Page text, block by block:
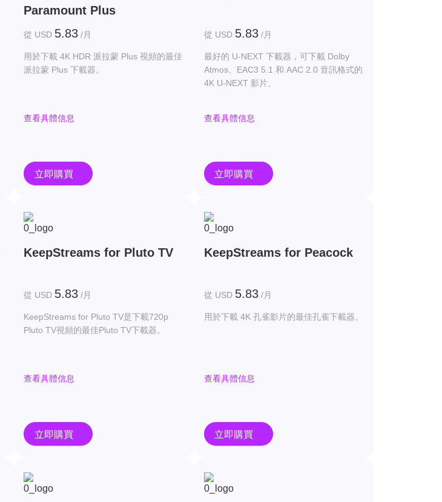
Paramount Plus
從 USD 5.83 /月
用於下載 4K HDR 派拉蒙 Plus 視頻的最佳
派拉蒙 Plus 下載器。
查看具體信息
立即購買
從 USD 5.83 /月
最好的 U-NEXT 下載器，可下載 Dolby
Atmos、EAC3 5.1 和 AAC 2.0 音訊格式的
4K U-NEXT 影片。
查看具體信息
立即購買
KeepStreams for Pluto TV
從 USD 5.83 /月
KeepStreams for Pluto TV是下載720p
Pluto TV視頻的最佳Pluto TV下載器。
查看具體信息
立即購買
KeepStreams for Peacock
從 USD 5.83 /月
用於下載 4K 孔雀影片的最佳孔雀下載器。
查看具體信息
立即購買